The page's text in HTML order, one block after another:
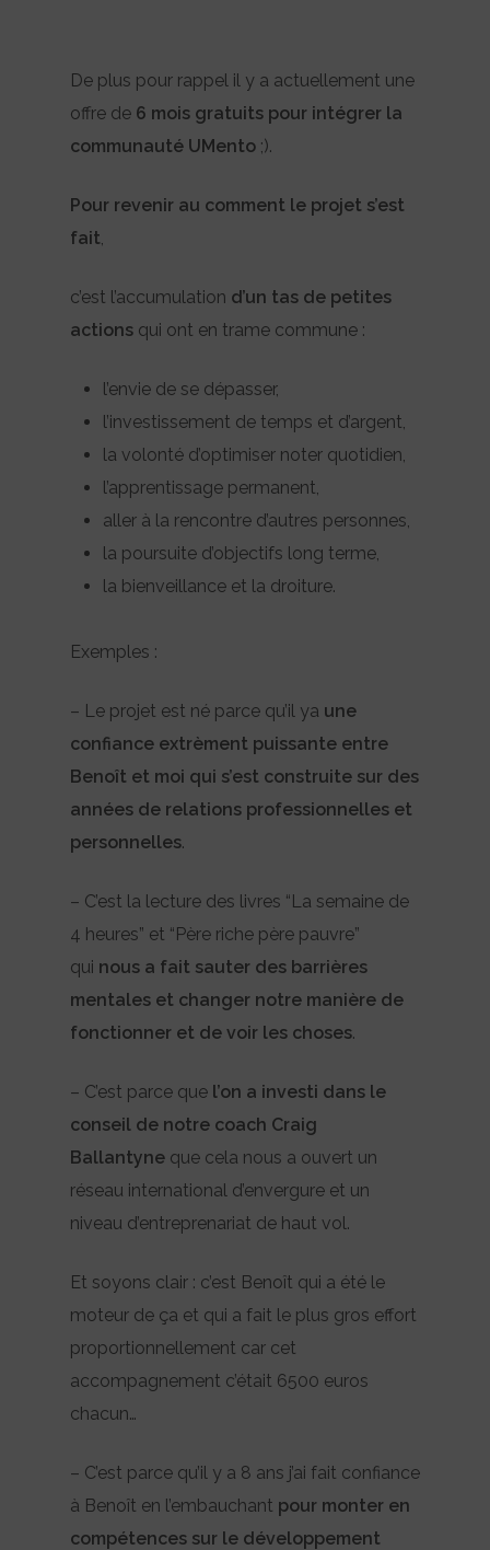
De plus pour rappel il y a actuellement une
offre de 6 mois gratuits pour intégrer la
communauté UMento ;).
Pour revenir au comment le projet s’est
fait,
c’est l’accumulation d’un tas de petites
actions qui ont en trame commune :
l’envie de se dépasser,
l’investissement de temps et d’argent,
la volonté d’optimiser noter quotidien,
l’apprentissage permanent,
aller à la rencontre d’autres personnes,
la poursuite d’objectifs long terme,
la bienveillance et la droiture.
Exemples :
– Le projet est né parce qu’il ya une
confiance extrèment puissante entre
Benoît et moi qui s’est construite sur des
années de relations professionnelles et
personnelles.
– C’est la lecture des livres “La semaine de
4 heures” et “Père riche père pauvre”
qui nous a fait sauter des barrières
mentales et changer notre manière de
fonctionner et de voir les choses.
– C’est parce que l’on a investi dans le
conseil de notre coach Craig
Ballantyne que cela nous a ouvert un
réseau international d’envergure et un
niveau d’entreprenariat de haut vol.
Et soyons clair : c’est Benoît qui a été le
moteur de ça et qui a fait le plus gros effort
proportionnellement car cet
accompagnement c’était 6500 euros
chacun…
– C’est parce qu’il y a 8 ans j’ai fait confiance
à Benoît en l’embauchant pour monter en
compétences sur le développement